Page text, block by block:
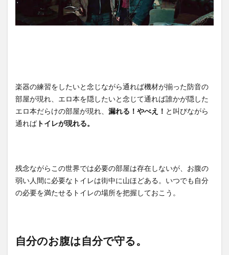
楽器の練習をしたいと念じながら通れば機材が揃った防音の
部屋が現れ、エロ本を隠したいと念じて通れば誰かが隠した
エロ本だらけの部屋が現れ、 漏れる！やべえ！ と叫びながら
通ればトイレが現れる。
残念ながらこの世界では必要の部屋は存在しないが、お腹の
弱い人間に必要なトイレは街中に山ほどある。いつでも自分
の必要を満たせるトイレの場所を把握しておこう。
自分のお腹は自分で守る。